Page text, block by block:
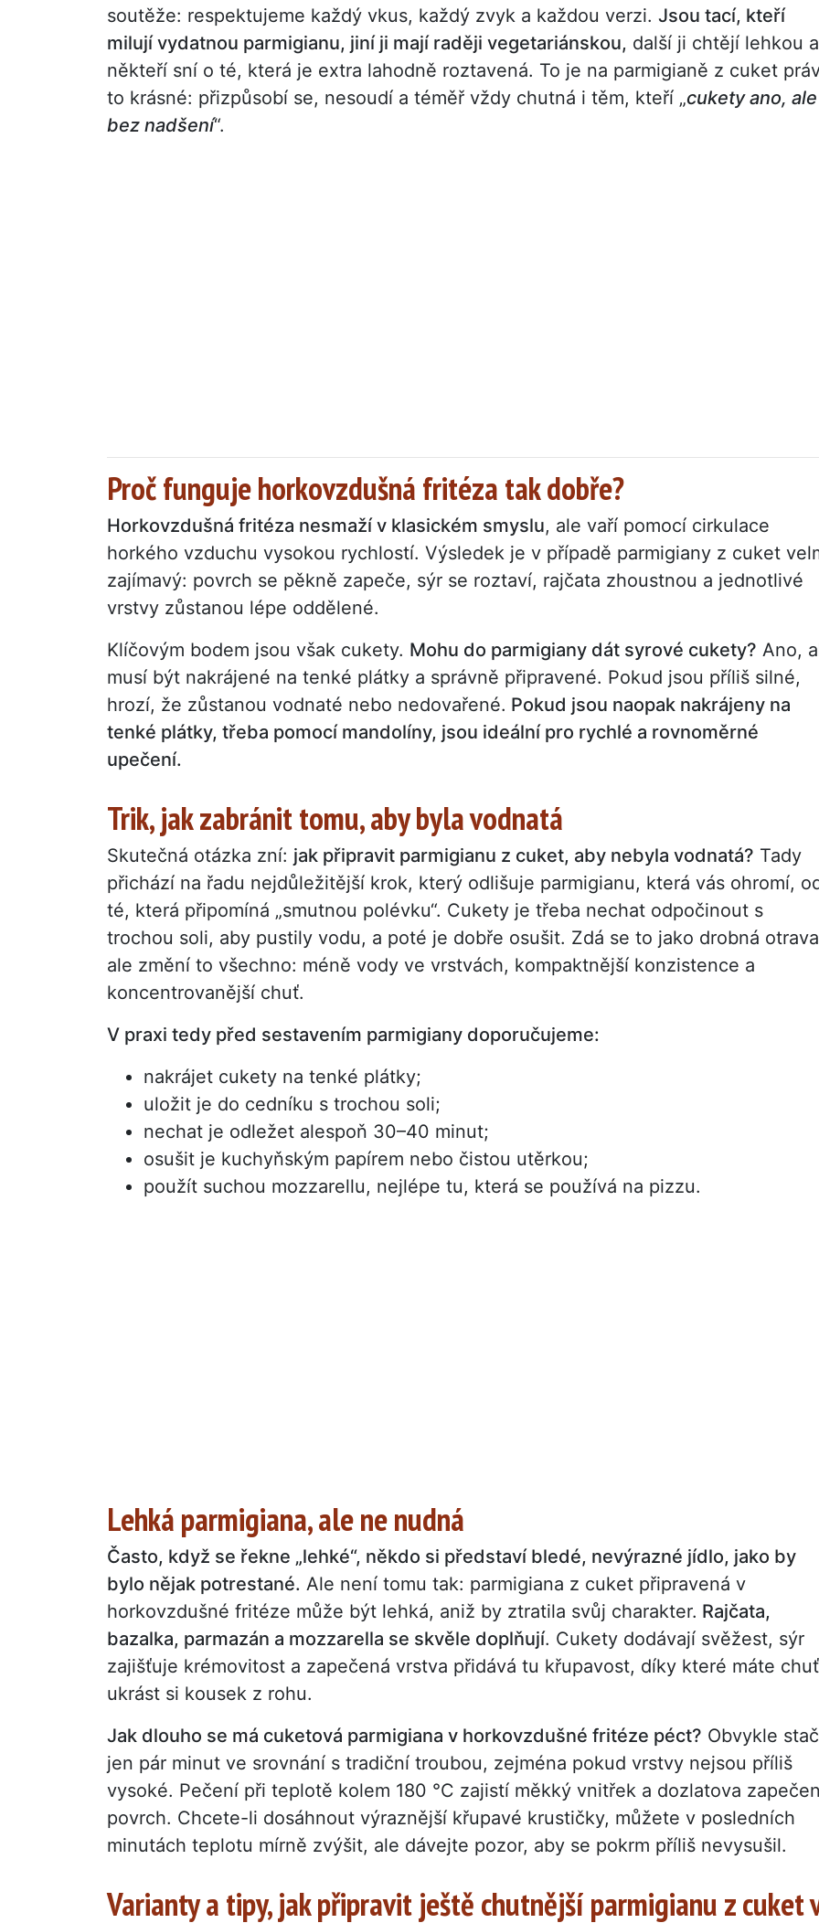
soutěže: respektujeme každý vkus, každý zvyk a každou verzi. Jsou tací, kteří
milují vydatnou parmigianu, jiní ji mají raději vegetariánskou, další ji chtějí lehkou a
někteří sní o té, která je extra lahodně roztavená. To je na parmigianě z cuket
to krásné: přizpůsobí se, nesoudí a téměř vždy chutná i těm, kteří „cukety ano, ale
bez nadšení“.
Proč funguje horkovzdušná fritéza tak dobře?
Horkovzdušná fritéza nesmaží v klasickém smyslu, ale vaří pomocí cirkulace
horkého vzduchu vysokou rychlostí. Výsledek je v případě parmigiany z cuket
zajímavý: povrch se pěkně zapeče, sýr se roztaví, rajčata zhoustnou a jednotlivé
vrstvy zůstanou lépe oddělené.
Klíčovým bodem jsou však cukety. Mohu do parmigiany dát syrové cukety? Ano,
musí být nakrájené na tenké plátky a správně připravené. Pokud jsou příliš silné,
hrozí, že zůstanou vodnaté nebo nedovařené. Pokud jsou naopak nakrájeny na
tenké plátky, třeba pomocí mandolíny, jsou ideální pro rychlé a rovnoměrné
upečení.
Trik, jak zabránit tomu, aby byla vodnatá
Skutečná otázka zní: jak připravit parmigianu z cuket, aby nebyla vodnatá? Tady
přichází na řadu nejdůležitější krok, který odlišuje parmigianu, která vás ohromí,
té, která připomíná „smutnou polévku“. Cukety je třeba nechat odpočinout s
trochou soli, aby pustily vodu, a poté je dobře osušit. Zdá se to jako drobná
ale změní to všechno: méně vody ve vrstvách, kompaktnější konzistence a
koncentrovanější chuť.
V praxi tedy před sestavením parmigiany doporučujeme:
nakrájet cukety na tenké plátky;
uložit je do cedníku s trochou soli;
nechat je odležet alespoň 30–40 minut;
osušit je kuchyňským papírem nebo čistou utěrkou;
použít suchou mozzarellu, nejlépe tu, která se používá na pizzu.
Lehká parmigiana, ale ne nudná
Často, když se řekne „lehké“, někdo si představí bledé, nevýrazné jídlo, jako by
bylo nějak potrestané. Ale není tomu tak: parmigiana z cuket připravená v
horkovzdušné fritéze může být lehká, aniž by ztratila svůj charakter. Rajčata,
bazalka, parmazán a mozzarella se skvěle doplňují. Cukety dodávají svěžest, sýr
zajišťuje krémovitost a zapečená vrstva přidává tu křupavost, díky které máte chuť
ukrást si kousek z rohu.
Jak dlouho se má cuketová parmigiana v horkovzdušné fritéze péct? Obvykle
jen pár minut ve srovnání s tradiční troubou, zejména pokud vrstvy nejsou příliš
vysoké. Pečení při teplotě kolem 180 °C zajistí měkký vnitřek a dozlatova
povrch. Chcete-li dosáhnout výraznější křupavé krustičky, můžete v posledních
minutách teplotu mírně zvýšit, ale dávejte pozor, aby se pokrm příliš nevysušil.
Varianty a tipy, jak připravit ještě chutnější parmigianu z cuket